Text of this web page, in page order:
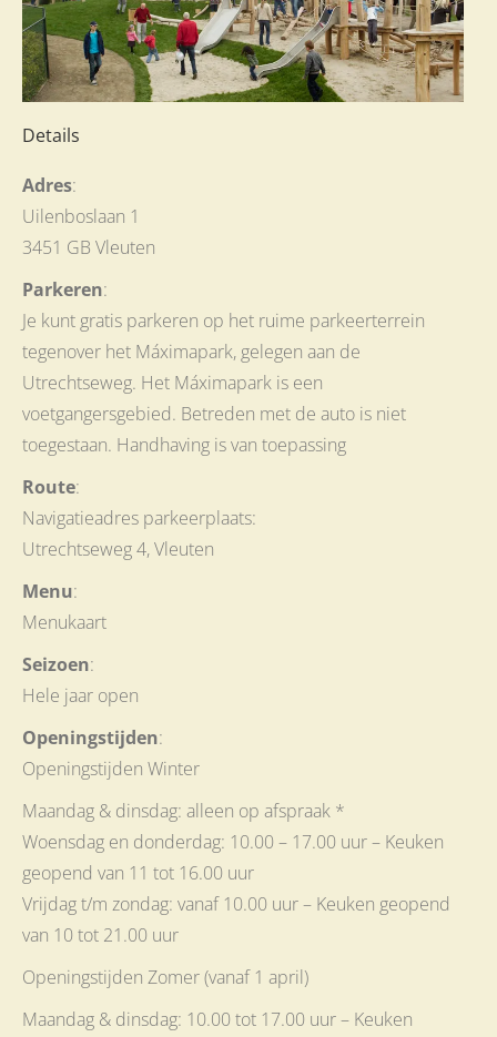
Details
Adres:
Uilenboslaan 1
3451 GB Vleuten
Parkeren:
Je kunt gratis parkeren op het ruime parkeerterrein
tegenover het Máximapark, gelegen aan de
Utrechtseweg. Het Máximapark is een
voetgangersgebied. Betreden met de auto is niet
toegestaan. Handhaving is van toepassing
Route:
Navigatieadres parkeerplaats:
Utrechtseweg 4, Vleuten
Menu:
Menukaart
Seizoen:
Hele jaar open
Openingstijden:
Openingstijden Winter
Maandag & dinsdag: alleen op afspraak *
Woensdag en donderdag: 10.00 – 17.00 uur – Keuken
geopend van 11 tot 16.00 uur
Vrijdag t/m zondag: vanaf 10.00 uur – Keuken geopend
van 10 tot 21.00 uur
Openingstijden Zomer (vanaf 1 april)
Maandag & dinsdag: 10.00 tot 17.00 uur – Keuken